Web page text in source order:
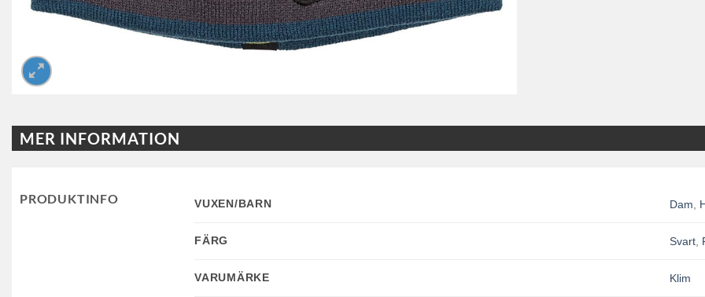
MER INFORMATION
PRODUKTINFO VUXEN/BARN Dam
FÄRG Svart,
VARUMÄRKE Klim